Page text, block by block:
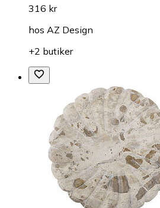
316 kr
hos AZ Design
+2 butiker